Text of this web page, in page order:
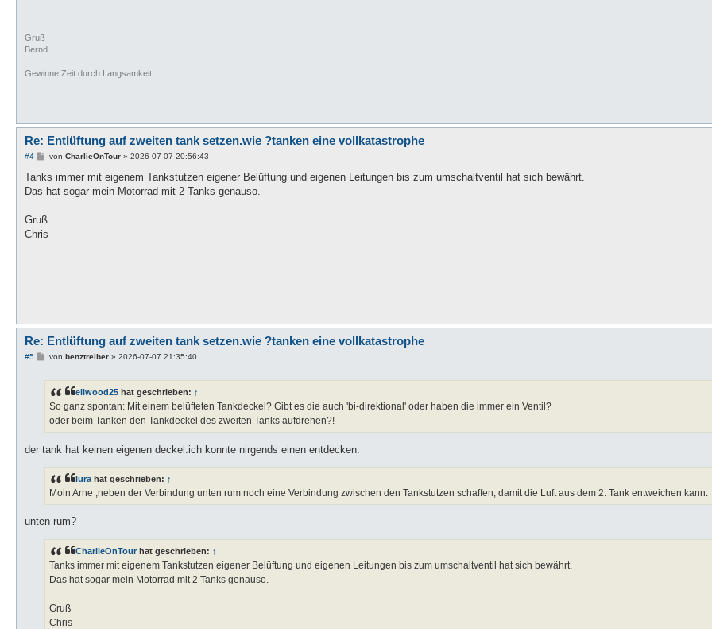
Gruß
Bernd
Gewinne Zeit durch Langsamkeit
Re: Entlüftung auf zweiten tank setzen.wie ?tanken eine vollkatastrophe
#4
B
i
r
von CharlieOnTour» 2026-07-07 20:56:43
Tanks immer mit eigenem Tankstutzen eigener Belüftung und eigenen Leitungen bis zum umschaltventil hat sich bewährt.
Das hat sogar mein Motorrad mit 2 Tanks genauso.
Gruß
Chris
Re: Entlüftung auf zweiten tank setzen.wie ?tanken eine vollkatastrophe
#5
B
a
von benztreiber» 2026-07-07 21:35:40
ellwood25 hat geschrieben: ↑
So ganz spontan: Mit einem belüfteten Tankdeckel? Gibt es die auch 'bi-direktional' oder haben die immer ein Ventil?
oder beim Tanken den Tankdeckel des zweiten Tanks aufdrehen?!
der tank hat keinen eigenen deckel.ich konnte nirgends einen entdecken.
lura hat geschrieben: ↑
Moin Arne ,neben der Verbindung unten rum noch eine Verbindung zwischen den Tankstutzen schaffen, damit die Luft aus dem 2. Tank entweichen kann.
unten rum?
CharlieOnTour hat geschrieben: ↑
Tanks immer mit eigenem Tankstutzen eigener Belüftung und eigenen Leitungen bis zum umschaltventil hat sich bewährt.
Das hat sogar mein Motorrad mit 2 Tanks genauso.
Gruß
Chris